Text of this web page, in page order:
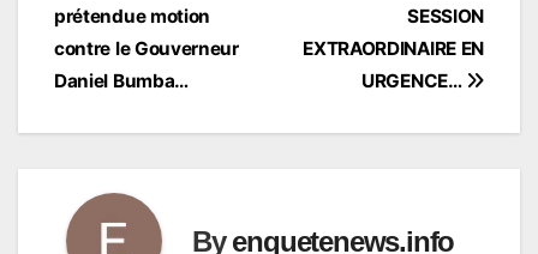
l’article
SESSION
EXTRAORDINAIRE EN
URGENCE…
prétendue motion
contre le Gouverneur
Daniel Bumba…
Byenquetenews.info